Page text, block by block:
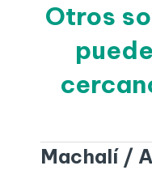
Otros
Machalí /